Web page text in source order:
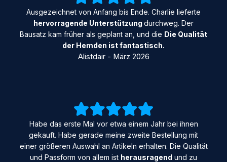
Ausgezeichnet von Anfang bis Ende. Charlie lieferte
hervorragende Unterstützung durchweg. Der
Bausatz kam früher als geplant an, und die Die Qualität
der Hemden ist fantastisch.
Alistdair - März 2026
Habe das erste Mal vor etwa einem Jahr bei ihnen
gekauft. Habe gerade meine zweite Bestellung mit
einer größeren Auswahl an Artikeln erhalten. Die Qualität
und Passform von allem ist herausragend und zu